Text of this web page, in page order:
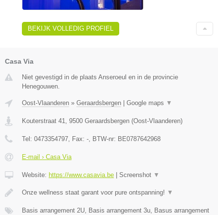
BEKIJK VOLLEDIG PROFIEL
Casa Via
Niet gevestigd in de plaats Anseroeul en in de provincie
Henegouwen.
Oost-Vlaanderen » Geraardsbergen Google maps ▼
Kouterstraat 41 9500 Geraardsbergen (Oost-Vlaanderen)
Tel: 0473354797 , Fax: - , BTW-nr: BE0787642968
E-mail › Casa Via
Website: https://www.casavia.be Screenshot ▼
Onze wellness staat garant voor pure ontspanning! ▼
Basis arrangement 2U, Basis arrangement 3u, Basus arrangement